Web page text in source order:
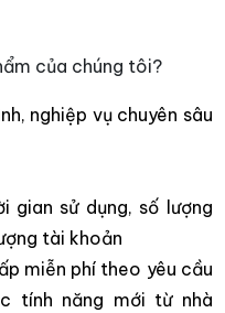
của chúng tôi?
nghiệp vụ chuyên sâu
gian sử dụng, số lượng
tài khoản
miễn phí theo yêu cầu
tính năng mới từ nhà